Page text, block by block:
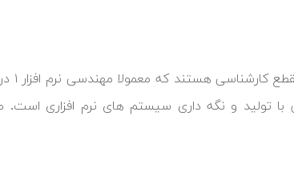
تولید و نگه داری سیستم های نرم افزاری است.